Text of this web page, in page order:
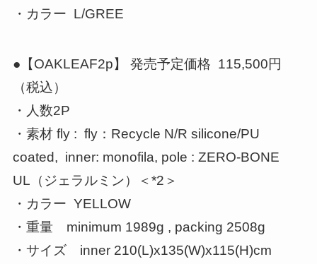
・カラー L/GREE
●【OAKLEAF2p】 発売予定価格 115,500円
（税込）
・人数2P
・素材 fly : fly：Recycle N/R silicone/PU
coated, inner: monofila, pole : ZERO-BONE
UL（ジェラルミン）＜*2＞
・カラー YELLOW
・重量 minimum 1989g , packing 2508g
・サイズ inner 210(L)x135(W)x115(H)cm